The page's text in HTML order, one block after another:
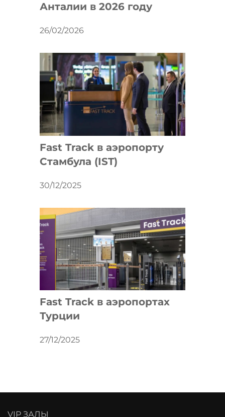
Анталии в 2026 году
26/02/2026
Fast Track в аэропорту
Стамбула (IST)
30/12/2025
Fast Track в аэропортах
Турции
27/12/2025
VIP ЗАЛЫ